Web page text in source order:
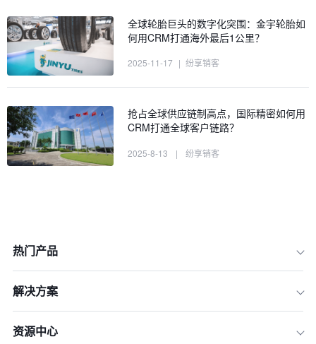
全球轮胎巨头的数字化突围：金宇轮胎如
何用CRM打通海外最后1公里？
2025-11-17 | 纷享销客
抢占全球供应链制高点，国际精密如何用
CRM打通全球客户链路？
2025-8-13 | 纷享销客
热门产品
解决方案
资源中心